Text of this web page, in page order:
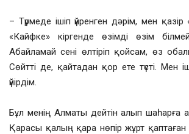
– Түрмеде ішіп үйренген дәрім, мен
«Кайфке» кіргенде өзімді өзім
Абайламай сені өлтіріп қойсам, өз
Сөйтті де, қайтадан қор ете түсті. Мен
үйірдім.
Бұл менің Алматы дейтін алып шаһарға
Қарасы қалың қара нөпір жұрт